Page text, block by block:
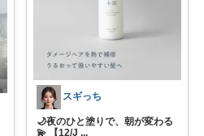
スギっち
🌙夜のひと塗りで、朝が変わる
💫 【12/J ...